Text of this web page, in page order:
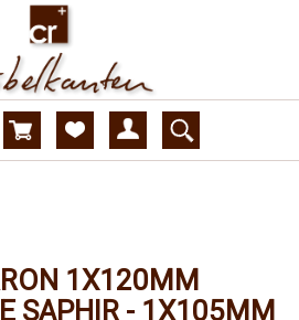
1X120MM
SAPHIR - 1X105MM